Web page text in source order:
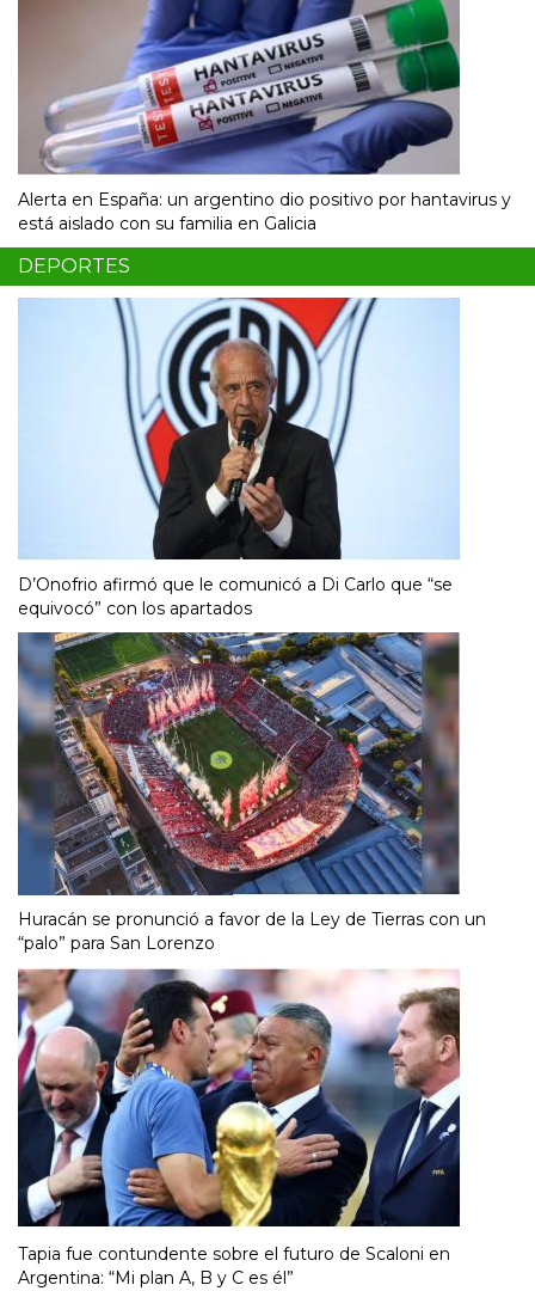
Alerta en España: un argentino dio positivo por hantavirus y
está aislado con su familia en Galicia
DEPORTES
D’Onofrio afirmó que le comunicó a Di Carlo que “se
equivocó” con los apartados
Huracán se pronunció a favor de la Ley de Tierras con un
“palo” para San Lorenzo
Tapia fue contundente sobre el futuro de Scaloni en
Argentina: “Mi plan A, B y C es él”